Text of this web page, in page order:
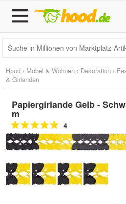
Hood › Möbel & Wohnen › Dekoration ›
& Girlanden
Papiergirlande Gelb -
m
4
Doppelt